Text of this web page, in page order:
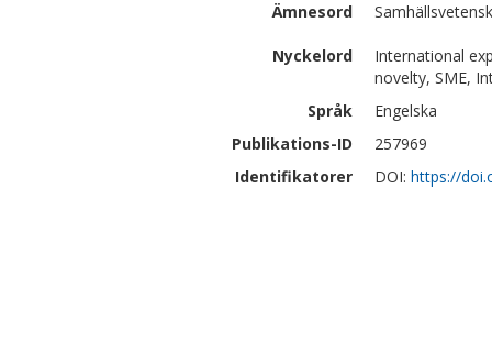
Ämnesord
Nyckelord
International
novelty, SME,
Språk
Engelska
Publikations-ID
257969
Identifikatorer
DOI: https://